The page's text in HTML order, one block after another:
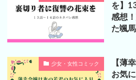
を】
感想
た颯
少女・女性コミック
【薄
お気